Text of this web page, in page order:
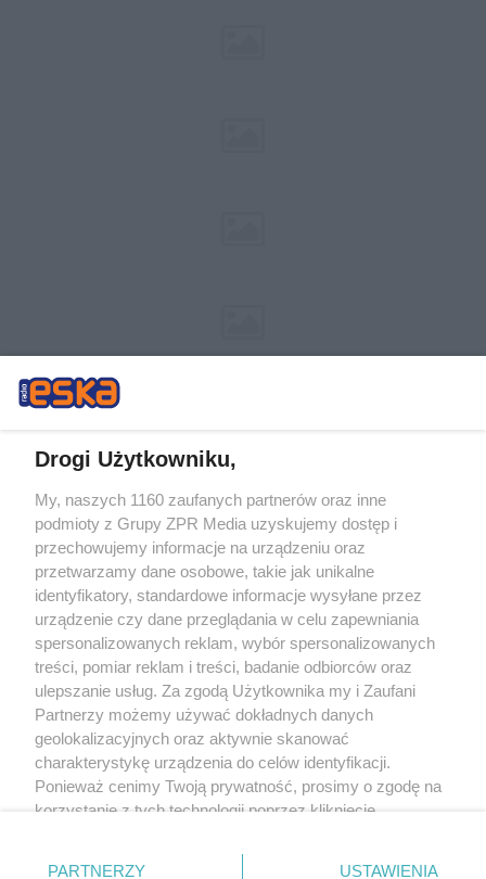
Żaden utwór zamieszczony w serwisie nie może być powielany i
rozpowszechniany lub dalej rozpowszechniany w jakikolwiek sposób (w
tym także elektroniczny lub mechaniczny) na jakimkolwiek polu
eksploatacji w jakiejkolwiek formie, włącznie z umieszczaniem w Internecie
bez pisemnej zgody właściciela praw. Jakiekolwiek użycie lub
wykorzystanie utworów w całości lub w części z naruszeniem prawa, tzn.
bez właściwej zgody, jest zabronione pod groźbą kary i może być ścigane
prawnie.
O nas
Drogi Użytkowniku,
My, naszych 1160 zaufanych partnerów oraz inne
podmioty z Grupy ZPR Media uzyskujemy dostęp i
przechowujemy informacje na urządzeniu oraz
przetwarzamy dane osobowe, takie jak unikalne
identyfikatory, standardowe informacje wysyłane przez
urządzenie czy dane przeglądania w celu zapewniania
spersonalizowanych reklam, wybór spersonalizowanych
treści, pomiar reklam i treści, badanie odbiorców oraz
ulepszanie usług. Za zgodą Użytkownika my i Zaufani
Partnerzy możemy używać dokładnych danych
geolokalizacyjnych oraz aktywnie skanować
charakterystykę urządzenia do celów identyfikacji.
Ponieważ cenimy Twoją prywatność, prosimy o zgodę na
korzystanie z tych technologii poprzez kliknięcie
zmienić/wycofać klikając przycisk ustawień prywatności
PARTNERZY USTAWIENIA